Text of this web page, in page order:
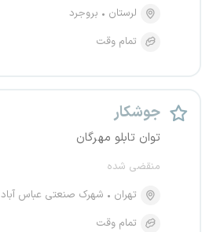
لرستان
بروجرد
تمام وقت
جوشکار
توان تابلو مهرگان
منقضی شده
تهران
شهرک صنعتی عباس آباد
تمام وقت